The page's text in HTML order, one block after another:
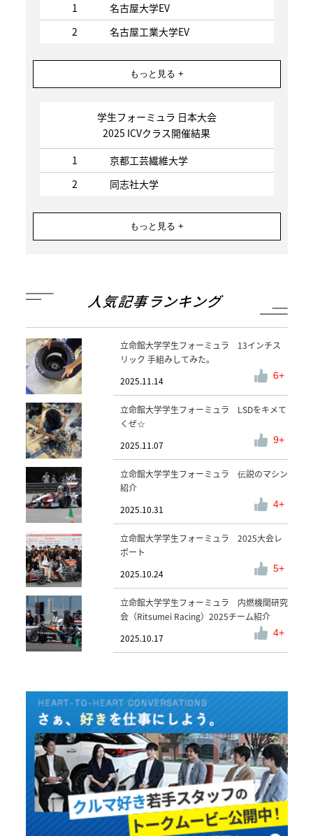
1
名古屋大学EV
2
名古屋工業大学EV
もっと見る +
学生フォーミュラ 日本大会
2025 ICVクラス開催結果
1
京都工芸繊維大学
2
同志社大学
もっと見る +
人気記事ランキング
立命館大学学生フォーミュラ 13インチス
リック 手組みしてみた。
2025.11.14
6
立命館大学学生フォーミュラ LSDをキメて
くぜ☆
2025.11.07
9
立命館大学学生フォーミュラ 伝説のマシン
紹介
2025.10.31
4
立命館大学学生フォーミュラ 2025大会レ
ポート
2025.10.24
5
立命館大学学生フォーミュラ 内燃機関研究
会（Ritsumei Racing）2025チーム紹介
2025.10.17
4